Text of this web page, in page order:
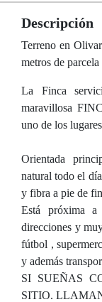
Descripción
Terreno en
metros de parcela
La Finca
maravillosa
uno de los
Orientada
natural todo el
y fibra a pie de
Está próxima
direcciones y
fútbol ,
y además
SI SUEÑAS
SITIO.